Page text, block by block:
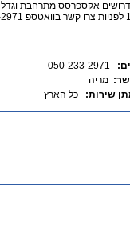
מריה
שירות:
כל הארץ